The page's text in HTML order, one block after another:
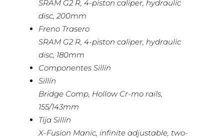
SRAM G2 R, 4-piston caliper, hydraulic
disc, 200mm
Freno Trasero
SRAM G2 R, 4-piston caliper, hydraulic
disc, 180mm
Componentes Sillín
Sillín
Bridge Comp, Hollow Cr-mo rails,
155/143mm
Tija Sillín
X-Fusion Manic, infinite adjustable, two-